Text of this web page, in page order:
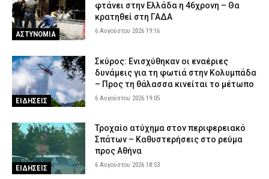
ΑΣΤΥΝΟΜΙΑ
φτάνει στην Ελλάδα η 46χρονη – Θα
κρατηθεί στη ΓΑΔΑ
6 Αυγούστου 2026 19:16
ΕΙΔΗΣΕΙΣ
Σκύρος: Ενισχύθηκαν οι εναέριες
δυνάμεις για τη φωτιά στην Κολυμπάδα
– Προς τη θάλασσα κινείται το μέτωπο
6 Αυγούστου 2026 19:05
ΕΙΔΗΣΕΙΣ
Τροχαίο ατύχημα στον περιφερειακό
Σπάτων – Καθυστερήσεις στο ρεύμα
προς Αθήνα
6 Αυγούστου 2026 18:53